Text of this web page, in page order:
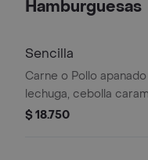
Hamburguesas
Sencilla
Carne o Pollo
lechuga, cebolla
y salsas.
$ 18.750